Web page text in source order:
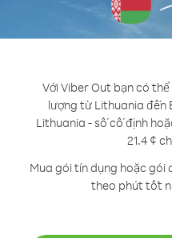
Với Viber Out bạn có
lượng từ Lithuania đến
Lithuania - số cố định
21.4 ¢
Mua gói tín dụng hoặc gói
theo phút tốt